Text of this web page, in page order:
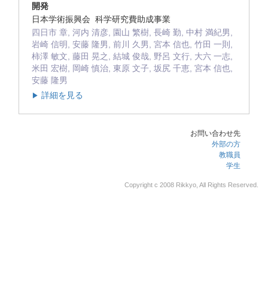
開発
日本学術振興会 科学研究費助成事業
四日市 章, 河内 清彦, 園山 繁樹, 長崎 勤, 中村 満紀男,
岩崎 信明, 安藤 隆男, 前川 久男, 宮本 信也, 竹田 一則,
柿澤 敏文, 藤田 晃之, 結城 俊哉, 野呂 文行, 大六 一志,
米田 宏樹, 岡崎 慎治, 東原 文子, 坂尻 千恵, 宮本 信也,
安藤 隆男
▶ 詳細を見る
お問い合わせ先
外部の方
教職員
学生
Copyright c 2008 Rikkyo, All Rights Reserved.